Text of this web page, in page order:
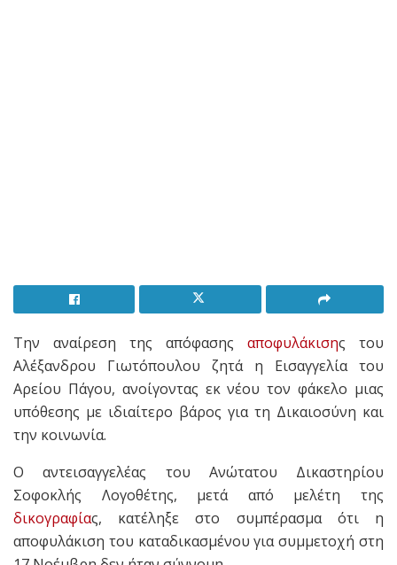
Την αναίρεση της απόφασης αποφυλάκισης του
Αλέξανδρου Γιωτόπουλου ζητά η Εισαγγελία του
Αρείου Πάγου, ανοίγοντας εκ νέου τον φάκελο μιας
υπόθεσης με ιδιαίτερο βάρος για τη Δικαιοσύνη και
την κοινωνία.
Ο αντεισαγγελέας του Ανώτατου Δικαστηρίου
Σοφοκλής Λογοθέτης, μετά από μελέτη της
δικογραφίας, κατέληξε στο συμπέρασμα ότι η
αποφυλάκιση του καταδικασμένου για συμμετοχή στη